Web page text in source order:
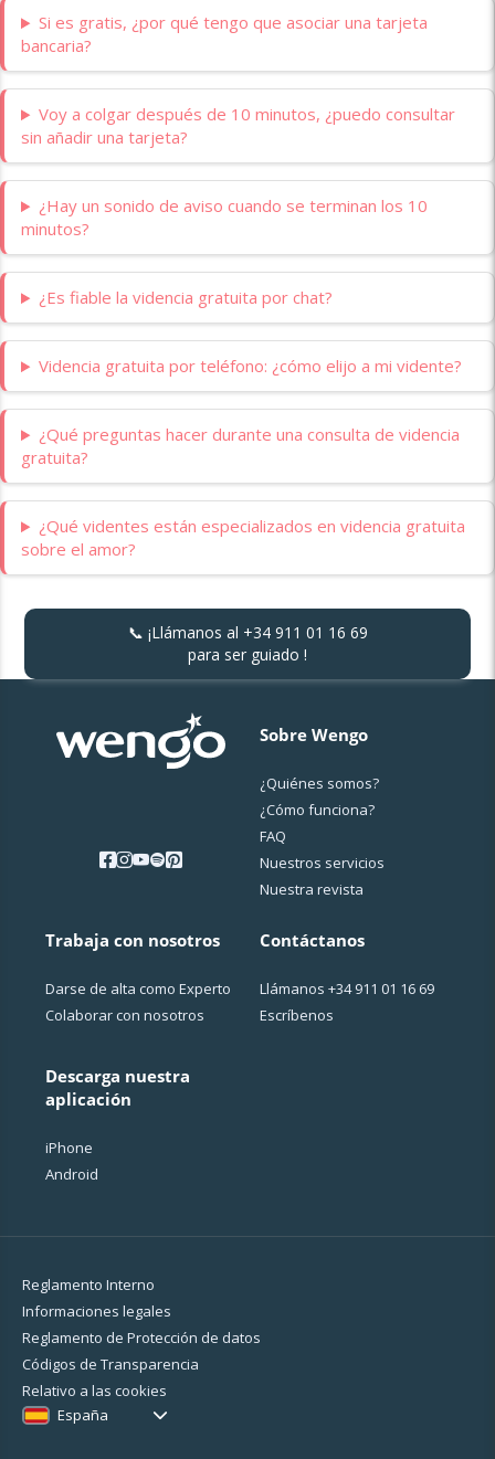
Si es gratis, ¿por qué tengo que asociar una tarjeta
bancaria?
Voy a colgar después de 10 minutos, ¿puedo consultar
sin añadir una tarjeta?
¿Hay un sonido de aviso cuando se terminan los 10
minutos?
¿Es fiable la videncia gratuita por chat?
Videncia gratuita por teléfono: ¿cómo elijo a mi vidente?
¿Qué preguntas hacer durante una consulta de videncia
gratuita?
¿Qué videntes están especializados en videncia gratuita
sobre el amor?
📞 ¡Llámanos al +34 911 01 16 69
para ser guiado !
Sobre Wengo
¿Quiénes somos?
¿Cо́mo funciona?
FAQ
Nuestros servicios
Nuestra revista
Trabaja con nosotros
Darse de alta como Experto
Colaborar con nosotros
Descarga nuestra
aplicación
iPhone
Android
Contáctanos
Llámanos +34 911 01 16 69
Escríbenos
Reglamento Interno
Informaciones legales
Reglamento de Protección de datos
Códigos de Transparencia
Relativo a las cookies
España